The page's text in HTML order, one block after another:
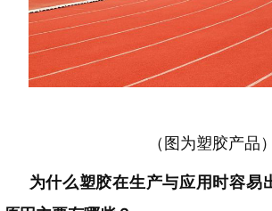
（图为塑胶产品）
为什么塑胶在生产与应用时容易